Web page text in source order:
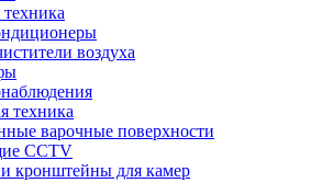
воздуха
техника
варочные поверхности
CCTV
кронштейны для камер